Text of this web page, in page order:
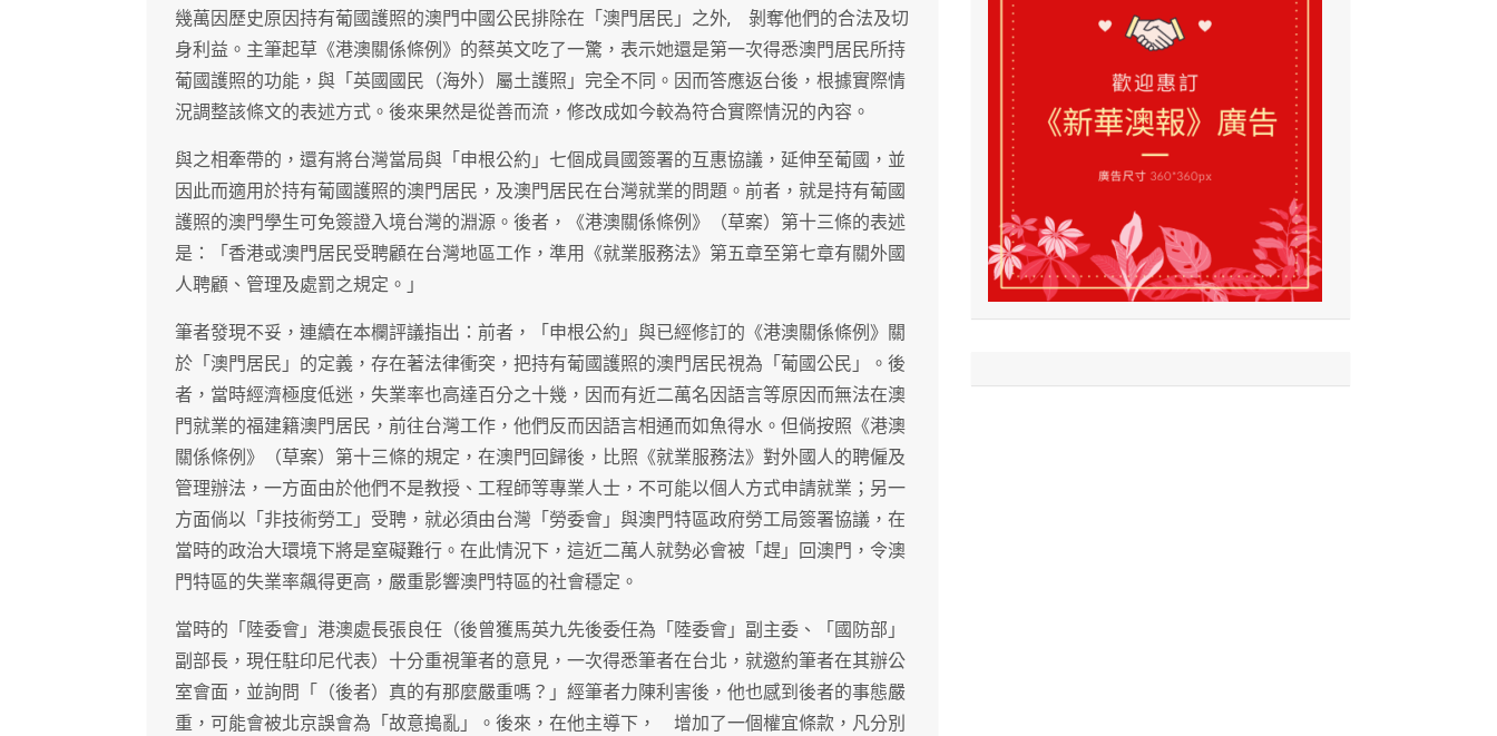
幾萬因歷史原因持有葡國護照的澳門中國公民排除在「澳門居民」之外, 剝奪他們的合法及切
身利益。主筆起草《港澳關係條例》的蔡英文吃了一驚，表示她還是第一次得悉澳門居民所持
葡國護照的功能，與「英國國民（海外）屬土護照」完全不同。因而答應返台後，根據實際情
況調整該條文的表述方式。後來果然是從善而流，修改成如今較為符合實際情況的內容。
與之相牽帶的，還有將台灣當局與「申根公約」七個成員國簽署的互惠協議，延伸至葡國，並
因此而適用於持有葡國護照的澳門居民，及澳門居民在台灣就業的問題。前者，就是持有葡國
護照的澳門學生可免簽證入境台灣的淵源。後者，《港澳關係條例》（草案）第十三條的表述
是：「香港或澳門居民受聘顧在台灣地區工作，準用《就業服務法》第五章至第七章有關外國
人聘顧、管理及處罰之規定。」
筆者發現不妥，連續在本欄評議指出：前者，「申根公約」與已經修訂的《港澳關係條例》關
於「澳門居民」的定義，存在著法律衝突，把持有葡國護照的澳門居民視為「葡國公民」。後
者，當時經濟極度低迷，失業率也高達百分之十幾，因而有近二萬名因語言等原因而無法在澳
門就業的福建籍澳門居民，前往台灣工作，他們反而因語言相通而如魚得水。但倘按照《港澳
關係條例》（草案）第十三條的規定，在澳門回歸後，比照《就業服務法》對外國人的聘僱及
管理辦法，一方面由於他們不是教授、工程師等專業人士，不可能以個人方式申請就業；另一
方面倘以「非技術勞工」受聘，就必須由台灣「勞委會」與澳門特區政府勞工局簽署協議，在
當時的政治大環境下將是窒礙難行。在此情況下，這近二萬人就勢必會被「趕」回澳門，令澳
門特區的失業率飆得更高，嚴重影響澳門特區的社會穩定。
當時的「陸委會」港澳處長張良任（後曾獲馬英九先後委任為「陸委會」副主委、「國防部」
副部長，現任駐印尼代表）十分重視筆者的意見，一次得悉筆者在台北，就邀約筆者在其辦公
室會面，並詢問「（後者）真的有那麼嚴重嗎？」經筆者力陳利害後，他也感到後者的事態嚴
重，可能會被北京誤會為「故意搗亂」。後來，在他主導下， 增加了一個權宜條款，凡分別